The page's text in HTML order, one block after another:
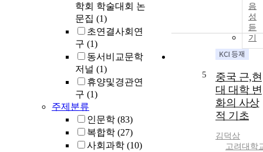
학회 학술대회 논
문집 (1)
초연결사회연
구 (1)
동서비교문학
저널 (1)
휴양및경관연
구 (1)
주제분류
인문학 (83)
복합학 (27)
사회과학 (10)
음
성
듣
기
5
중국 근,현
대 대학 변
화의 사상
적 기초
김덕삼
고려대학